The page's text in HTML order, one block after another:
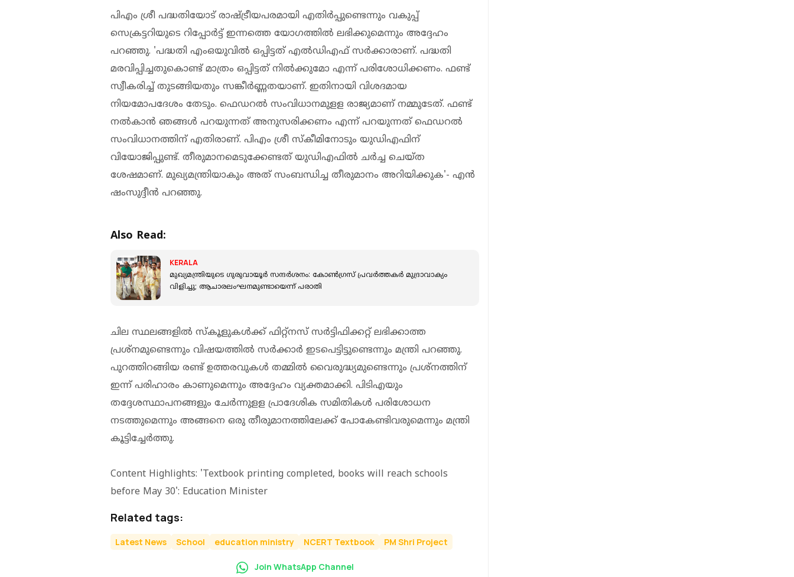
പിഎം ശ്രീ പദ്ധതിയോട് രാഷ്ട്രീയപരമായി എതിര്‍പ്പുണ്ടെന്നും വകുപ്പ്
സെക്രട്ടറിയുടെ റിപ്പോര്‍ട്ട് ഇന്നത്തെ യോഗത്തില്‍ ലഭിക്കുമെന്നും അദ്ദേഹം
പറഞ്ഞു. 'പദ്ധതി എംഒയുവില്‍ ഒപ്പിട്ടത് എല്‍ഡിഎഫ് സര്‍ക്കാരാണ്. പദ്ധതി
മരവിപ്പിച്ചതുകൊണ്ട് മാത്രം ഒപ്പിട്ടത് നില്‍ക്കുമോ എന്ന് പരിശോധിക്കണം. ഫണ്ട്
സ്വീകരിച്ച് തുടങ്ങിയതും സങ്കീര്‍ണ്ണതയാണ്. ഇതിനായി വിശദമായ
നിയമോപദേശം തേടും. ഫെഡറല്‍ സംവിധാനമുളള രാജ്യമാണ് നമ്മുടേത്. ഫണ്ട്
നല്‍കാന്‍ ഞങ്ങള്‍ പറയുന്നത് അനുസരിക്കണം എന്ന് പറയുന്നത് ഫെഡറല്‍
സംവിധാനത്തിന് എതിരാണ്. പിഎം ശ്രീ സ്‌കീമിനോടും യുഡിഎഫിന്
വിയോജിപ്പുണ്ട്. തീരുമാനമെടുക്കേണ്ടത് യുഡിഎഫില്‍ ചര്‍ച്ച ചെയ്ത
ശേഷമാണ്. മുഖ്യമന്ത്രിയാകും അത് സംബന്ധിച്ച തീരുമാനം അറിയിക്കുക'- എന്‍
ഷംസുദ്ദീന്‍ പറഞ്ഞു.
Also Read:
KERALA
മുഖ്യമന്ത്രിയുടെ ഗുരുവായൂർ സന്ദർശനം: കോൺഗ്രസ് പ്രവർത്തകർ മുദ്രാവാക്യം
വിളിച്ചു; ആചാരലംഘനമുണ്ടായെന്ന് പരാതി
ചില സ്ഥലങ്ങളില്‍ സ്‌കൂളുകള്‍ക്ക് ഫിറ്റ്‌നസ് സര്‍ട്ടിഫിക്കറ്റ് ലഭിക്കാത്ത
പ്രശ്‌നമുണ്ടെന്നും വിഷയത്തില്‍ സര്‍ക്കാര്‍ ഇടപെട്ടിട്ടുണ്ടെന്നും മന്ത്രി പറഞ്ഞു.
പുറത്തിറങ്ങിയ രണ്ട് ഉത്തരവുകള്‍ തമ്മില്‍ വൈരുദ്ധ്യമുണ്ടെന്നും പ്രശ്‌നത്തിന്
ഇന്ന് പരിഹാരം കാണുമെന്നും അദ്ദേഹം വ്യക്തമാക്കി. പിടിഎയും
തദ്ദേശസ്ഥാപനങ്ങളും ചേര്‍ന്നുളള പ്രാദേശിക സമിതികള്‍ പരിശോധന
നടത്തുമെന്നും അങ്ങനെ ഒരു തീരുമാനത്തിലേക്ക് പോകേണ്ടിവരുമെന്നും മന്ത്രി
കൂട്ടിച്ചേര്‍ത്തു.
Content Highlights: 'Textbook printing completed, books will reach schools
before May 30': Education Minister
Related tags:
Latest News School education ministry NCERT Textbook PM Shri Project
Join WhatsApp Channel